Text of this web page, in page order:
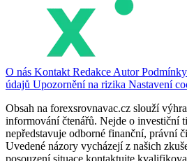
O nás Kontakt Redakce Autor
údajů Upozornění na rizika Nastavení
Obsah na forexsrovnavac.cz slouží
informování čtenářů. Nejde o investiční
nepředstavuje odborné finanční, právní
Uvedené názory vycházejí z našich
posouzení situace kontaktujte